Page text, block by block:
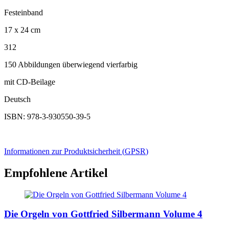
Festeinband
17 x 24 cm
312
150 Abbildungen überwiegend vierfarbig
mit CD-Beilage
Deutsch
ISBN: 978-3-930550-39-5
Informationen zur Produktsicherheit (GPSR)
Empfohlene Artikel
Die Orgeln von Gottfried Silbermann Volume 4